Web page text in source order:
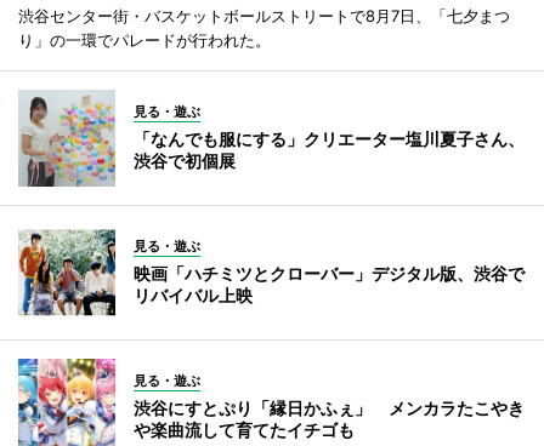
渋谷センター街・バスケットボールストリートで8月7日、「七夕まつ
り」の一環でパレードが行われた。
見る・遊ぶ
「なんでも服にする」クリエーター塩川夏子さん、
渋谷で初個展
見る・遊ぶ
映画「ハチミツとクローバー」デジタル版、渋谷で
リバイバル上映
見る・遊ぶ
渋谷にすとぷり「縁日かふぇ」 メンカラたこやき
や楽曲流して育てたイチゴも